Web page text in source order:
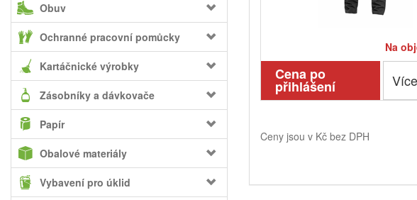
Obuv
Ochranné pracovní pomůcky
Kartáčnické výrobky
Zásobníky a dávkovače
Papír
Obalové materiály
Vybavení pro úklid
Na
Cena po
přihlášení
Ceny jsou v Kč bez DPH